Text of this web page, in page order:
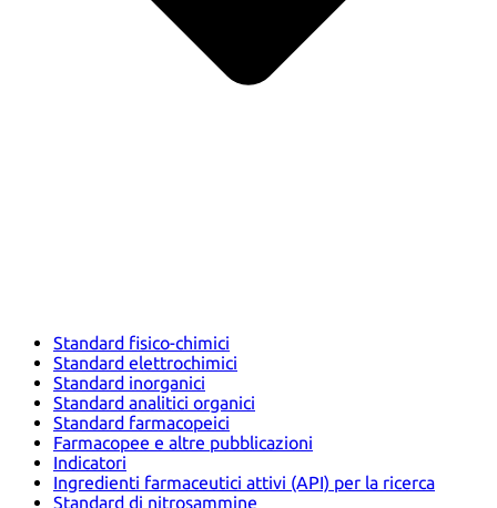
Standard fisico-chimici
Standard elettrochimici
Standard inorganici
Standard analitici organici
Standard farmacopeici
Farmacopee e altre pubblicazioni
Indicatori
Ingredienti farmaceutici attivi (API) per la ricerca
Standard di nitrosammine